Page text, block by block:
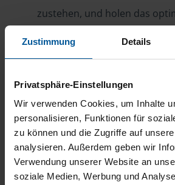
Zustimmung Details
Privatsphäre-Einstellungen
Wir verwenden Cookies, um Inhalte
personalisieren, Funktionen für
zu können und die Zugriffe auf
analysieren. Außerdem geben wir
Verwendung unserer Website an
soziale Medien, Werbung und
zustehen, und holen das
immer für Sie da – ohne
Fairer Beitrag
Sie zahlen für alle unsere
jährlichen Mitgliedsbeitrag,
Jahreseinnahmen richtet.